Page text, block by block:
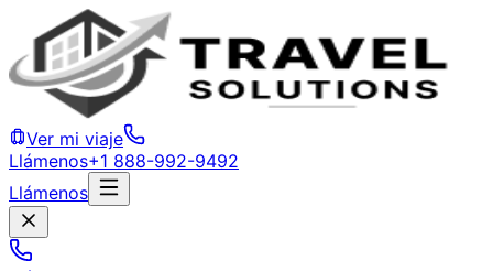
Ver mi viaje
Llámenos+1 888-992-9492
Llámenos